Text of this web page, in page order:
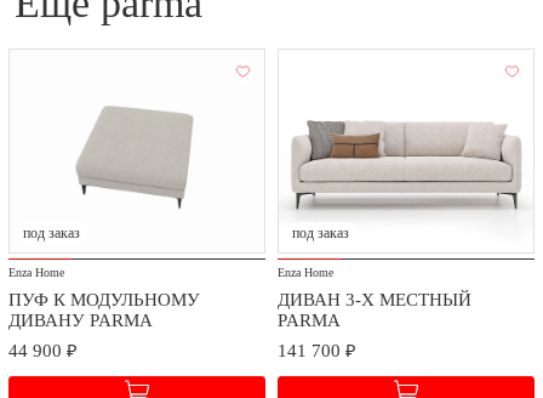
под заказ
Enza Home
ПУФ К МОДУЛЬНОМУ
ДИВАНУ PARMA
44 900 ₽
под заказ
Enza Home
ДИВАН 3-Х МЕСТНЫЙ
PARMA
141 700 ₽